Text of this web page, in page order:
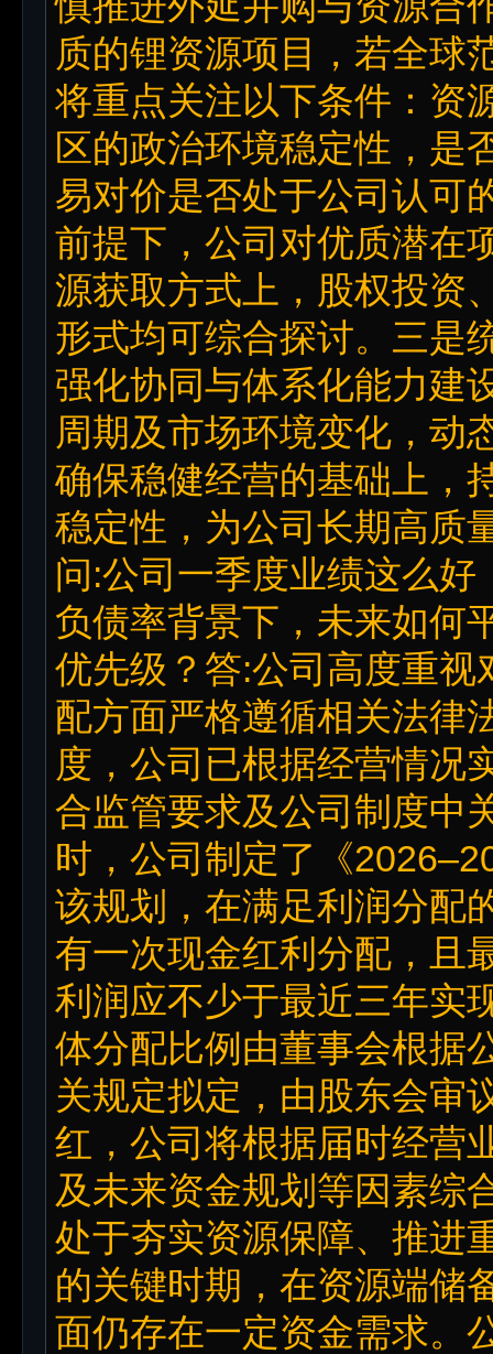
质的锂资源项目，若全球
将重点关注以下条件：资
区的政治环境稳定性，是
易对价是否处于公司认可
前提下，公司对优质潜在
源获取方式上，股权投资
形式均可综合探讨。三是
强化协同与体系化能力建
周期及市场环境变化，动
确保稳健经营的基础上，
稳定性，为公司长期高质
问:公司一季度业绩这么
负债率背景下，未来如何
优先级？答:公司高度重
配方面严格遵循相关法律
度，公司已根据经营情况
合监管要求及公司制度中
时，公司制定了《
该规划，在满足利润分配
有一次现金红利分配，且
利润应不少于最近三年实
体分配比例由董事会根据
关规定拟定，由股东会审
红，公司将根据届时经营
及未来资金规划等因素综
处于夯实资源保障、推进
的关键时期，在资源端储
面仍存在一定资金需求。